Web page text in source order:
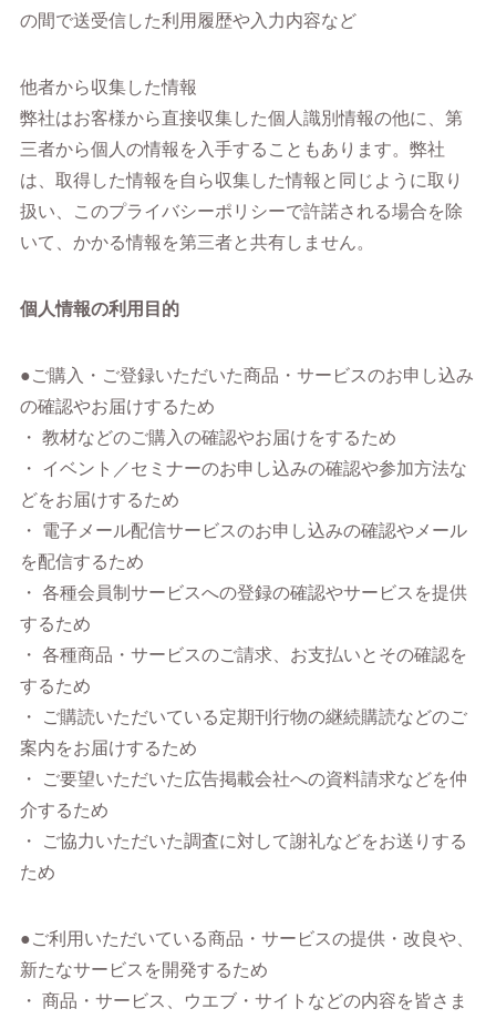
の間で送受信した利用履歴や入力内容など
他者から収集した情報
弊社はお客様から直接収集した個人識別情報の他に、第
三者から個人の情報を入手することもあります。弊社
は、取得した情報を自ら収集した情報と同じように取り
扱い、このプライバシーポリシーで許諾される場合を除
いて、かかる情報を第三者と共有しません。
個人情報の利用目的
●ご購入・ご登録いただいた商品・サービスのお申し込み
の確認やお届けするため
・ 教材などのご購入の確認やお届けをするため
・ イベント／セミナーのお申し込みの確認や参加方法な
どをお届けするため
・ 電子メール配信サービスのお申し込みの確認やメール
を配信するため
・ 各種会員制サービスへの登録の確認やサービスを提供
するため
・ 各種商品・サービスのご請求、お支払いとその確認を
するため
・ ご購読いただいている定期刊行物の継続購読などのご
案内をお届けするため
・ ご要望いただいた広告掲載会社への資料請求などを仲
介するため
・ ご協力いただいた調査に対して謝礼などをお送りする
ため
●ご利用いただいている商品・サービスの提供・改良や、
新たなサービスを開発するため
・ 商品・サービス、ウエブ・サイトなどの内容を皆さま